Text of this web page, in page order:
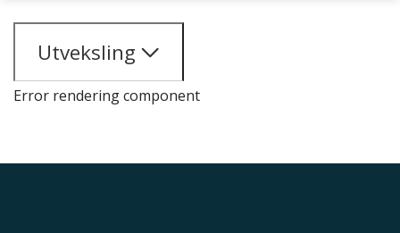
Utveksling
Error rendering component